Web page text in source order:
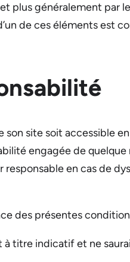
plus généralement par
de ces éléments est
site soit accessible
engagée de
en cas de
des présentes
titre indicatif et ne